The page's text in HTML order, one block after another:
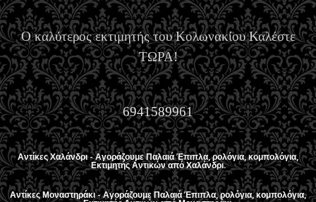
Ο καλύτερος εκτιμητής του Κολωνακίου Καλέστε
ΤΩΡΑ!
6941589961
Αντίκες Χαλάνδρι - Αγοράζουμε Παλαιά Έπιπλα, ρολόγια, κομπολόγια,
Εκτιμητής Αντικών από Χαλάνδρι.
Αντίκες Μοναστηράκι - Αγοράζουμε Παλαιά Έπιπλα, ρολόγια, κομπολόγια,